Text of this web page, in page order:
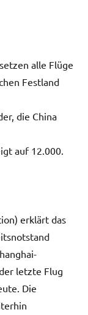
alle Flüge
Festland
die China
auf 12.000.
erklärt das
letzte Flug
Die